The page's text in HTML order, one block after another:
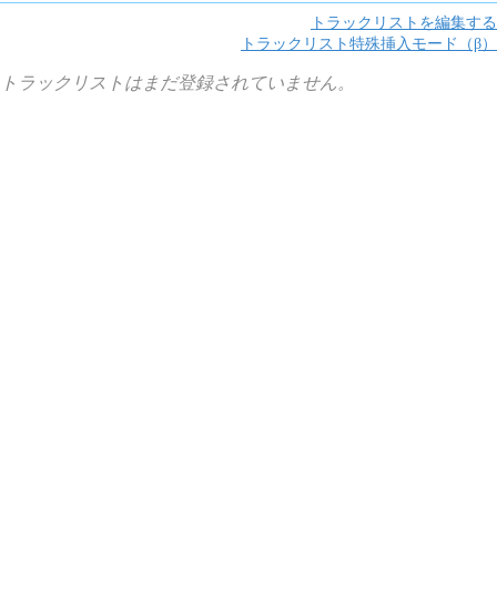
トラックリストを編集する
トラックリスト特殊挿入モード（β）
トラックリストはまだ登録されていません。